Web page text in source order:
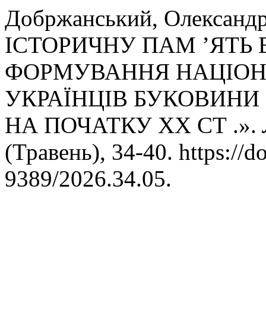
Добржанський,
ІСТОРИЧНУ ПАМ ’ЯТЬ
ФОРМУВАННЯ
УКРАЇНЦІВ БУКОВИНИ
НА ПОЧАТКУ ХХ СТ .».
(Травень), 34-40. https://
9389/2026.34.05.